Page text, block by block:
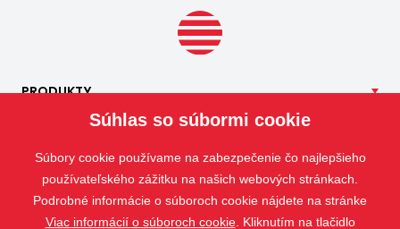
PRODUKTY
SLUŽBY
APLIKÁCIE
ISOTRA
KONTAKT
Súhlas so súbormi cookie
Súbory cookie používame na zabezpečenie čo najlepšieho
používateľského zážitku na našich webových stránkach.
Podrobné informácie o súboroch cookie nájdete na stránke
Viac informácií o súboroch cookie. Kliknutím na tlačidlo